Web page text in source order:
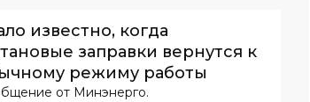
известно, когда
заправки вернутся к
режиму работы
от Минэнерго.